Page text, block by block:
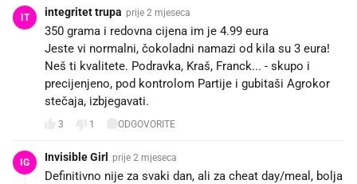
IT integritet trupa prije 2 mjeseca
350 grama i redovna cijena im je 4.99 eura
Jeste vi normalni, čokoladni namazi od kila su 3 eura!
Neš ti kvalitete. Podravka, Kraš, Franck... - skupo i
precijenjeno, pod kontrolom Partije i gubitaši Agrokor
stečaja, izbjegavati.
3 1 ODGOVORITE
IG Invisible Girl prije 2 mjeseca
Definitivno nije za svaki dan, ali za cheat day/meal, bolja